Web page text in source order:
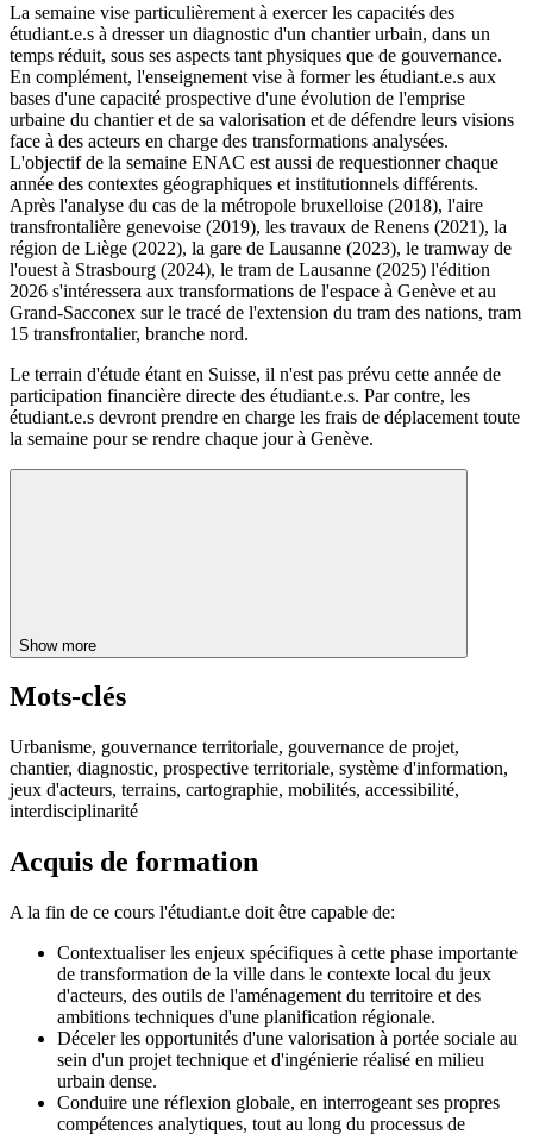
La semaine vise particulièrement à exercer les capacités des
étudiant.e.s à dresser un diagnostic d'un chantier urbain, dans un
temps réduit, sous ses aspects tant physiques que de gouvernance.
En complément, l'enseignement vise à former les étudiant.e.s aux
bases d'une capacité prospective d'une évolution de l'emprise
urbaine du chantier et de sa valorisation et de défendre leurs visions
face à des acteurs en charge des transformations analysées.
L'objectif de la semaine ENAC est aussi de requestionner chaque
année des contextes géographiques et institutionnels différents.
Après l'analyse du cas de la métropole bruxelloise (2018), l'aire
transfrontalière genevoise (2019), les travaux de Renens (2021), la
région de Liège (2022), la gare de Lausanne (2023), le tramway de
l'ouest à Strasbourg (2024), le tram de Lausanne (2025) l'édition
2026 s'intéressera aux transformations de l'espace à Genève et au
Grand-Sacconex sur le tracé de l'extension du tram des nations, tram
15 transfrontalier, branche nord.
Le terrain d'étude étant en Suisse, il n'est pas prévu cette année de
participation financière directe des étudiant.e.s. Par contre, les
étudiant.e.s devront prendre en charge les frais de déplacement toute
la semaine pour se rendre chaque jour à Genève.
Show more
Mots-clés
Urbanisme, gouvernance territoriale, gouvernance de projet,
chantier, diagnostic, prospective territoriale, système d'information,
jeux d'acteurs, terrains, cartographie, mobilités, accessibilité,
interdisciplinarité
Acquis de formation
A la fin de ce cours l'étudiant.e doit être capable de:
Contextualiser les enjeux spécifiques à cette phase importante
de transformation de la ville dans le contexte local du jeux
d'acteurs, des outils de l'aménagement du territoire et des
ambitions techniques d'une planification régionale.
Déceler les opportunités d'une valorisation à portée sociale au
sein d'un projet technique et d'ingénierie réalisé en milieu
urbain dense.
Conduire une réflexion globale, en interrogeant ses propres
compétences analytiques, tout au long du processus de